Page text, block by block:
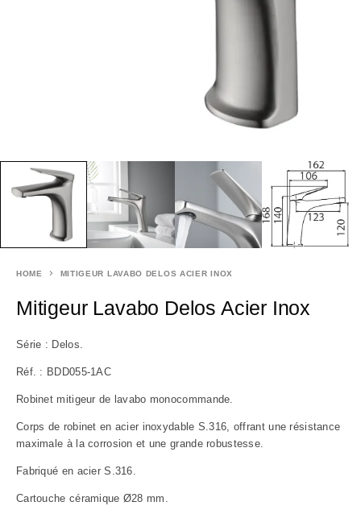
HOME MITIGEUR LAVABO DELOS ACIER INOX
Mitigeur Lavabo Delos Acier Inox
Série : Delos.
Réf. : BDD055-1AC
Robinet mitigeur de lavabo monocommande.
Corps de robinet en acier inoxydable S.316, offrant une résistance
maximale à la corrosion et une grande robustesse.
Fabriqué en acier S.316.
Cartouche céramique Ø28 mm.